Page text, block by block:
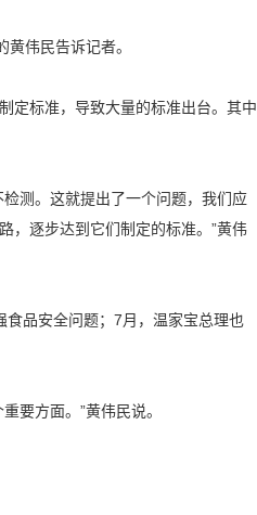
伟民告诉记者。
标准，导致大量的标准出台。其中
测。这就提出了一个问题，我们应
，逐步达到它们制定的标准。”黄伟
品安全问题；7月，温家宝总理也
要方面。”黄伟民说。